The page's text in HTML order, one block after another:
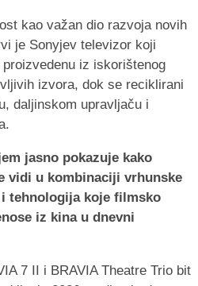
kao važan dio razvoja novih
je Sonyjev televizor koji
iz iskorištenog
izvora, dok se reciklirani
daljinskom upravljaču i
jasno pokazuje kako
vidi u kombinaciji vrhunske
tehnologija koje filmsko
iz kina u dnevni
7 II i BRAVIA Theatre Trio bit